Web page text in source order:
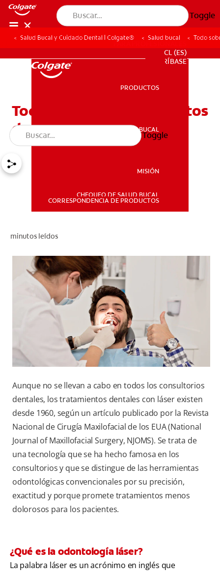
Toggle
SALUD BUCAL
SUSCRÍBASE
PARA PROFESIONALES
CL (ES)
SUSCRÍBASE
PRODUCTOS
SALUD BUCAL
MISIÓN
CHEQUEO DE SALUD BUCAL
CORRESPONDENCIA DE PRODUCTOS
Toggle
Salud Bucal y Cuidado Dental | Colgate® Salud bucal Todo
Todo sobre los tratamientos
dentales con láser
minutos leídos
Aunque no se llevan a cabo en todos los consultorios
dentales, los tratamientos dentales con láser existen
desde 1960, según un artículo publicado por la Revista
Nacional de Cirugía Maxilofacial de los EUA (National
Journal of Maxillofacial Surgery, NJOMS). Se trata de
una tecnología que se ha hecho famosa en los
consultorios y que se distingue de las herramientas
odontológicas convencionales por su precisión,
exactitud y porque promete tratamientos menos
dolorosos para los pacientes.
¿Qué es la odontología láser?
La palabra láser es un acrónimo en inglés que